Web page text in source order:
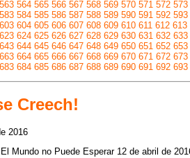
563 564 565 566 567 568 569 570 571 572 573
583 584 585 586 587 588 589 590 591 592 593
603 604 605 606 607 608 609 610 611 612 613
623 624 625 626 627 628 629 630 631 632 633
643 644 645 646 647 648 649 650 651 652 653
663 664 665 666 667 668 669 670 671 672 673
683 684 685 686 687 688 689 690 691 692 693
Creech!
2016
Mundo no Puede Esperar 12 de abril de